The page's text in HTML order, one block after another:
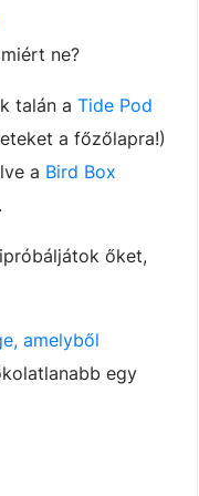
ne?
talán a Tide Pod
a főzőlapra!)
a Bird Box
őket,
amelyből
egy